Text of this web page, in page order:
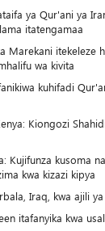
ya Qur'ani ya
itatengamaa
Marekani itekeleze
wa kivita
kuhifadi
Kiongozi
Kujifunza kusoma
kwa kizazi kipya
Iraq, kwa ajili
itafanyika kwa